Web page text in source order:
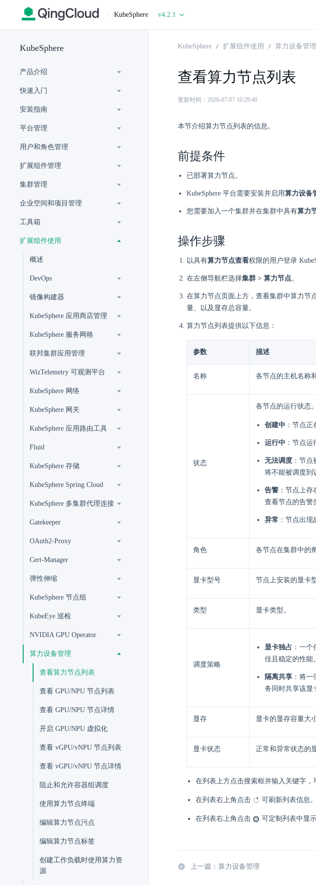
| KubeSphere v4.2.1
KubeSphere
产品介绍
快速入门
安装指南
平台管理
用户和角色管理
扩展组件管理
集群管理
企业空间和项目管理
工具箱
扩展组件使用
概述
DevOps
镜像构建器
KubeSphere 应用商店管理
KubeSphere 服务网格
联邦集群应用管理
WizTelemetry 可观测平台
KubeSphere 网络
KubeSphere 网关
KubeSphere 应用路由工具
Fluid
KubeSphere 存储
KubeSphere Spring Cloud
KubeSphere 多集群代理连接
Gatekeeper
OAuth2-Proxy
Cert-Manager
弹性伸缩
KubeSphere 节点组
KubeEye 巡检
NVIDIA GPU Operator
算力设备管理
查看算力节点列表
查看 GPU/NPU 节点列表
查看 GPU/NPU 节点详情
开启 GPU/NPU 虚拟化
查看 vGPU/vNPU 节点列表
查看 vGPU/vNPU 节点详情
阻止和允许容器组调度
使用算力节点终端
编辑算力节点污点
编辑算力节点标签
创建工作负载时使用算力资
源
KubeSphere 扩展组件使用 算力设备管理
查看算力节点列表
更新时间：2026-07-07 10:29:40
本节介绍算力节点列表的信息。
前提条件
已部署算力节点。
KubeSphere 平台需要安装并启用算力设备
您需要加入一个集群并在集群中具有算力
操作步骤
以具有算力节点查看权限的用户登录
在左侧导航栏选择集群 > 算力节点。
在算力节点页面上方，查看集群中算力节
量、以及显存总容量。
算力节点列表提供以下信息：
参数 描述
名称 各节点的主机名称
状态
各节点的运行状态。
创建中 ：节点正
运行中 ：节点运
无法调度 ：节
将不能被调度到
告警 ：节点上
查看节点的告警
异常 ：节点出现
角色 各节点在集群中的
显卡型号 节点上安装的显卡
类型 显卡类型。
调度策略
显卡独占 ：一
佳且稳定的性能。
隔离共享 ：将
务同时共享该显
显存 显卡的显存容量大小
显卡状态 正常和异常状态的
在列表上方点击搜索框并输入关键字，
在列表右上角点击 可刷新列表信息。
在列表右上角点击 可定制列表中显
上一篇：算力设备管理